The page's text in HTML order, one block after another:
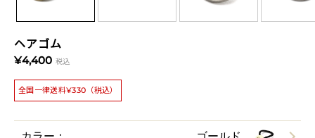
ヘアゴム
¥4,400 税込
全国一律送料¥330（税込）